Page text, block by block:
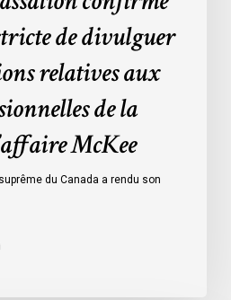
de divulguer
relatives aux
de la
McKee
du Canada a rendu son